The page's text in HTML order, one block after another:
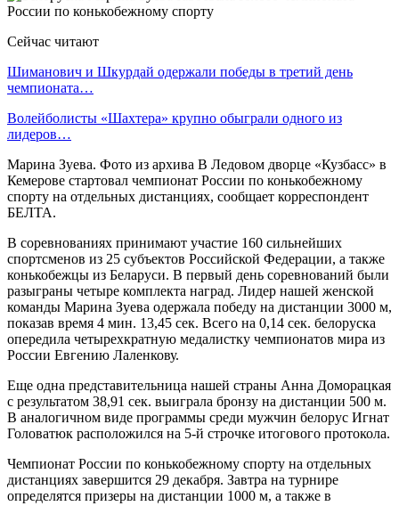
Сейчас читают
Шиманович и Шкурдай одержали победы в третий день
чемпионата…
Волейболисты «Шахтера» крупно обыграли одного из
лидеров…
Марина Зуева. Фото из архива В Ледовом дворце «Кузбасс» в
Кемерове стартовал чемпионат России по конькобежному
спорту на отдельных дистанциях, сообщает корреспондент
БЕЛТА.
В соревнованиях принимают участие 160 сильнейших
спортсменов из 25 субъектов Российской Федерации, а также
конькобежцы из Беларуси. В первый день соревнований были
разыграны четыре комплекта наград. Лидер нашей женской
команды Марина Зуева одержала победу на дистанции 3000 м,
показав время 4 мин. 13,45 сек. Всего на 0,14 сек. белоруска
опередила четырехкратную медалистку чемпионатов мира из
России Евгению Лаленкову.
Еще одна представительница нашей страны Анна Доморацкая
с результатом 38,91 сек. выиграла бронзу на дистанции 500 м.
В аналогичном виде программы среди мужчин белорус Игнат
Головатюк расположился на 5-й строчке итогового протокола.
Чемпионат России по конькобежному спорту на отдельных
дистанциях завершится 29 декабря. Завтра на турнире
определятся призеры на дистанции 1000 м, а также в